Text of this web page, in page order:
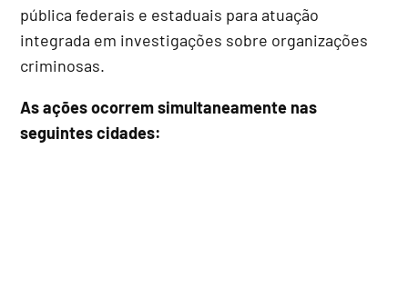
pública federais e estaduais para atuação
integrada em investigações sobre organizações
criminosas.
As ações ocorrem simultaneamente nas
seguintes cidades: